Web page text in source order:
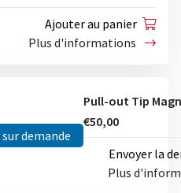
Ajouter au panier
Plus d'informations
demande
€50,00
Envoyer la
Plus